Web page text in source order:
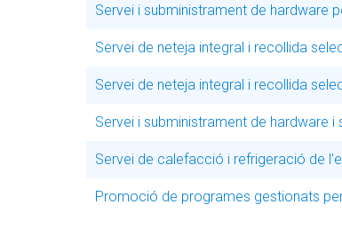
Servei i subministrament de hardware
Servei de neteja integral i recollida
Servei de neteja integral i recollida
Servei i subministrament de hardware i
Servei de calefacció i refrigeració de
Promoció de programes gestionats